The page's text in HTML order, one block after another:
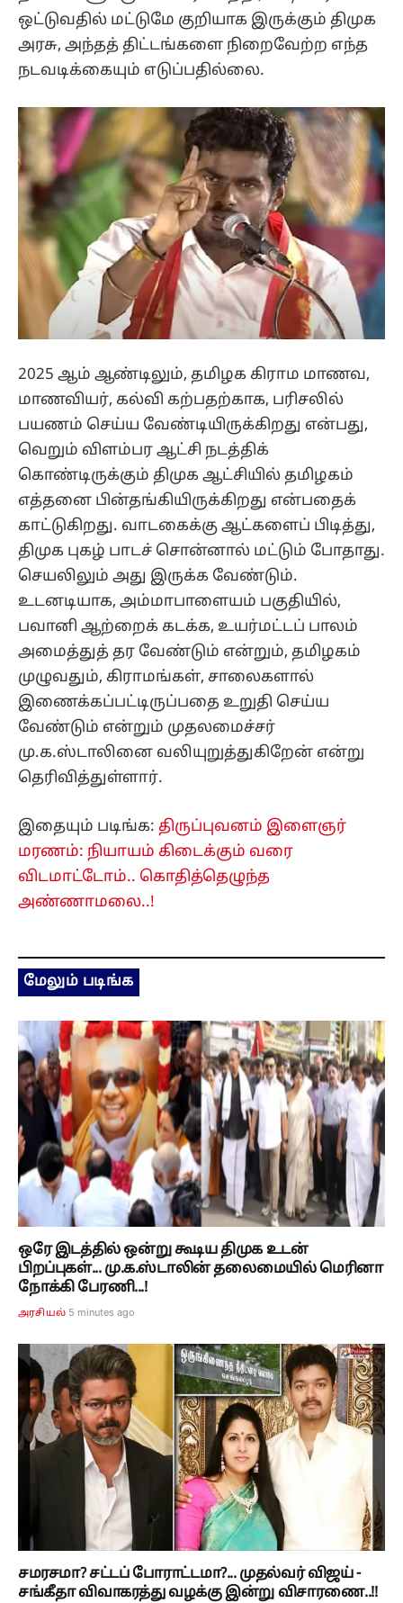
ஒட்டுவதில் மட்டுமே குறியாக இருக்கும் திமுக
அரசு, அந்தத் திட்டங்களை நிறைவேற்ற எந்த
நடவடிக்கையும் எடுப்பதில்லை.
2025 ஆம் ஆண்டிலும், தமிழக கிராம மாணவ,
மாணவியர், கல்வி கற்பதற்காக, பரிசலில்
பயணம் செய்ய வேண்டியிருக்கிறது என்பது,
வெறும் விளம்பர ஆட்சி நடத்திக்
கொண்டிருக்கும் திமுக ஆட்சியில் தமிழகம்
எத்தனை பின்தங்கியிருக்கிறது என்பதைக்
காட்டுகிறது. வாடகைக்கு ஆட்களைப் பிடித்து,
திமுக புகழ் பாடச் சொன்னால் மட்டும் போதாது.
செயலிலும் அது இருக்க வேண்டும்.
உடனடியாக, அம்மாபாளையம் பகுதியில்,
பவானி ஆற்றைக் கடக்க, உயர்மட்டப் பாலம்
அமைத்துத் தர வேண்டும் என்றும், தமிழகம்
முழுவதும், கிராமங்கள், சாலைகளால்
இணைக்கப்பட்டிருப்பதை உறுதி செய்ய
வேண்டும் என்றும் முதலமைச்சர்
மு.க.ஸ்டாலினை வலியுறுத்துகிறேன் என்று
தெரிவித்துள்ளார்.
இதையும் படிங்க: திருப்புவனம் இளைஞர்
மரணம்: நியாயம் கிடைக்கும் வரை
விடமாட்டோம்.. கொதித்தெழுந்த
அண்ணாமலை..!
மேலும் படிங்க
ஒரே இடத்தில் ஒன்று கூடிய திமுக உடன்
பிறப்புகள்... மு.க.ஸ்டாலின் தலைமையில் மெரினா
நோக்கி பேரணி...!
அரசியல் 5 minutes ago
சமரசமா? சட்டப் போராட்டமா?... முதல்வர் விஜய் -
சங்கீதா விவாகரத்து வழக்கு இன்று விசாரணை..!!